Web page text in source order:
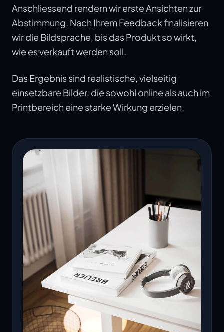
Anschliessend rendern wir erste Ansichten zur
Abstimmung. Nach Ihrem Feedback finalisieren
wir die Bildsprache, bis das Produkt so wirkt,
wie es verkauft werden soll.
Das Ergebnis sind realistische, vielseitig
einsetzbare Bilder, die sowohl online als auch im
Printbereich eine starke Wirkung erzielen.